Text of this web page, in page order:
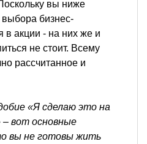
вы ниже
бизнес-
акции - на них же и
не стоит. Всему
рассчитанное и
«Я сделаю это на
вот основные
вы не готовы жить